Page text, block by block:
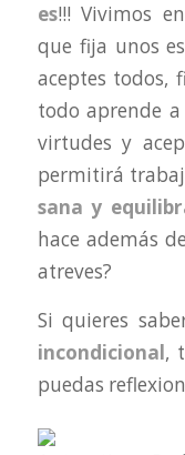
es!!! Vivimos
que fija unos
aceptes todos,
todo aprende
virtudes y
permitirá
sana y
hace además de
atreves?
Si quieres
incondicional,
puedas